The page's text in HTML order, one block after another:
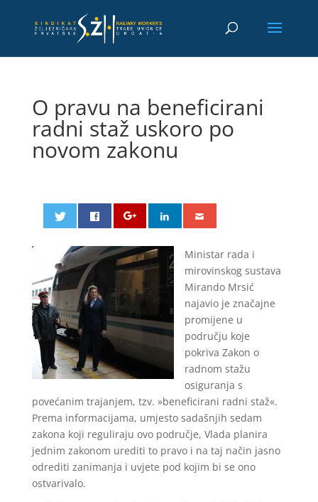
O pravu na beneficirani
radni staž uskoro po
novom zakonu
Ministar rada i
mirovinskog sustava
Mirando Mrsić
najavio je značajne
promijene u
području koje
pokriva Zakon o
radnom stažu
osiguranja s
povećanim trajanjem, tzv. »beneficirani radni staž«.
Prema informacijama, umjesto sadašnjih sedam
zakona koji reguliraju ovo područje, Vlada planira
jednim zakonom urediti to pravo i na taj način jasno
odrediti zanimanja i uvjete pod kojim bi se ono
ostvarivalo.